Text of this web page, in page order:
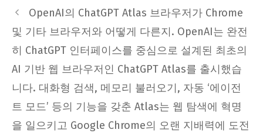
OpenAI의 ChatGPT Atlas 브라우저가 Chrome
및 기타 브라우저와 어떻게 다른지. OpenAI는 완전
히 ChatGPT 인터페이스를 중심으로 설계된 최초의
AI 기반 웹 브라우저인 ChatGPT Atlas를 출시했습
니다. 대화형 검색, 메모리 불러오기, 자동 ‘에이전
트 모드’ 등의 기능을 갖춘 Atlas는 웹 탐색에 혁명
을 일으키고 Google Chrome의 오랜 지배력에 도전